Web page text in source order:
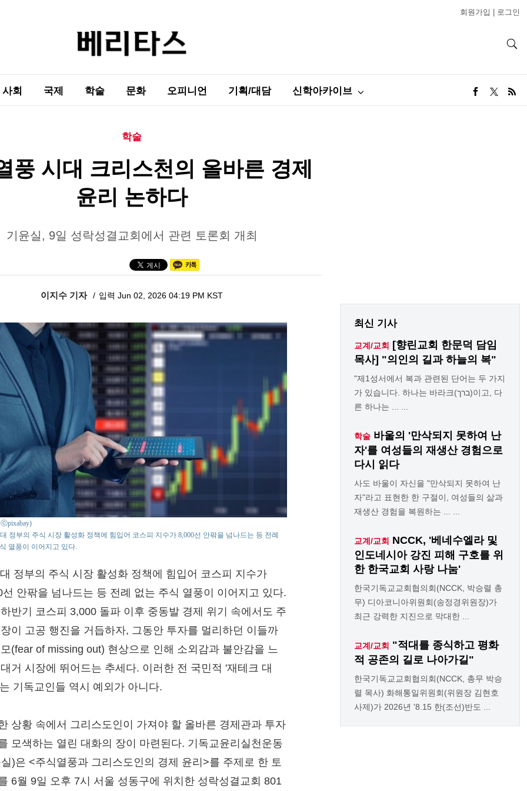
회원가입 로그인
사회 국제 학술 문화 오피니언 기획/대담 신학아카이브
학술
풍 시대 크리스천의 올바른 경제
윤리 논하다
기윤실, 9일 성락성결교회에서 관련 토론회 개최
이지수 기자 입력 Jun 02, 2026 04:19 PM KST
ⓒpixabay)
정부의 주식 시장 활성화 정책에 힘입어 코스피 지수가 8,000선 안팎을 넘나드는 등 전례
열풍이 이어지고 있다.
정부의 주식 시장 활성화 정책에 힘입어 코스피 지수가
선 안팎을 넘나드는 등 전례 없는 주식 열풍이 이어지고 있다.
반기 코스피 3,000 돌파 이후 중동발 경제 위기 속에서도 주
이 고공 행진을 거듭하자, 그동안 투자를 멀리하던 이들까
(fear of missing out) 현상으로 인해 소외감과 불안감을 느
거 시장에 뛰어드는 추세다. 이러한 전 국민적 '재테크 대
기독교인들 역시 예외가 아니다.
상황 속에서 그리스도인이 가져야 할 올바른 경제관과 투자
모색하는 열린 대화의 장이 마련된다. 기독교윤리실천운동
)은 <주식열풍과 그리스도인의 경제 윤리>를 주제로 한 토
6월 9일 오후 7시 서울 성동구에 위치한 성락성결교회 801
최신 기사
교계/교회
[향린교회 한문덕 담임
목사] "의인의 길과 하늘의 복"
"제1성서에서 복과 관련된 단어는 두 가지
가 있습니다. 하나는 바라크(ברך)이고, 다
른 하나는 ... ...
학술 바울의 '만삭되지 못하여 난
자'를 여성들의 재생산 경험으로
다시 읽다
사도 바울이 자신을 "만삭되지 못하여 난
자"라고 표현한 한 구절이, 여성들의 삶과
재생산 경험을 복원하는 ... ...
교계/교회 NCCK, '베네수엘라 및
인도네시아 강진 피해 구호를 위
한 한국교회 사랑 나눔'
한국기독교교회협의회(NCCK, 박승렬 총
무) 디아코니아위원회(송정경위원장)가
최근 강력한 지진으로 막대한 ...
교계/교회 "적대를 종식하고 평화
적 공존의 길로 나아가길"
한국기독교교회협의회(NCCK, 총무 박승
렬 목사) 화해통일위원회(위원장 김현호
사제)가 2026년 '8.15 한(조선)반도 ...